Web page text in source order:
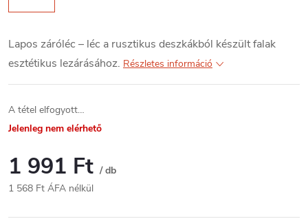
Lapos záróléc – léc a rusztikus deszkákból készült falak
esztétikus lezárásához. Részletes információ
A tétel elfogyott…
Jelenleg nem elérhető
1 991 Ft / db
1 568 Ft ÁFA nélkül